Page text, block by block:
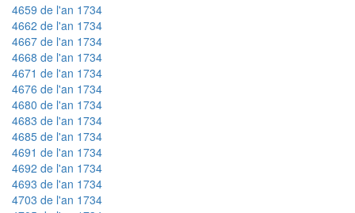
4659 de l'an 1734
4662 de l'an 1734
4667 de l'an 1734
4668 de l'an 1734
4671 de l'an 1734
4676 de l'an 1734
4680 de l'an 1734
4683 de l'an 1734
4685 de l'an 1734
4691 de l'an 1734
4692 de l'an 1734
4693 de l'an 1734
4703 de l'an 1734